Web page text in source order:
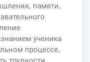
памяти,
ученика
процессе,